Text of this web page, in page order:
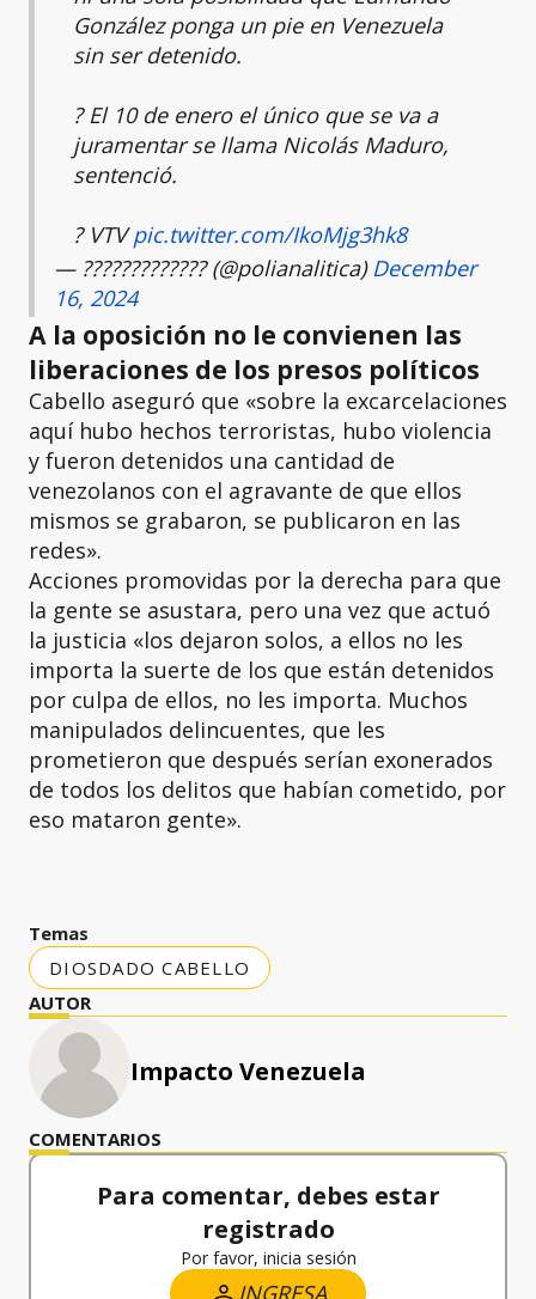
González ponga un pie en Venezuela
sin ser detenido.
?️ El 10 de enero el único que se va a
juramentar se llama Nicolás Maduro,
sentenció.
? VTVpic.twitter.com/IkoMjg3hk8
— ????????????? (@polianalitica)December
16, 2024
A la oposición no le convienen las
liberaciones de los presos políticos
Cabello aseguró que «sobre la excarcelaciones
aquí hubo hechos terroristas, hubo violencia
y fueron detenidos una cantidad de
venezolanos con el agravante de que ellos
mismos se grabaron, se publicaron en las
redes».
Acciones promovidas por la derecha para que
la gente se asustara, pero una vez que actuó
la justicia «los dejaron solos, a ellos no les
importa la suerte de los que están detenidos
por culpa de ellos, no les importa. Muchos
manipulados delincuentes, que les
prometieron que después serían exonerados
de todos los delitos que habían cometido, por
eso mataron gente».
Temas
DIOSDADO CABELLO
AUTOR
Impacto Venezuela
COMENTARIOS
Para comentar, debes estar
registrado
Por favor, inicia sesión